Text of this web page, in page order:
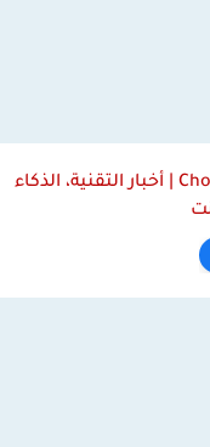
Chobixo Tech | أخبار التقنية، الذكاء